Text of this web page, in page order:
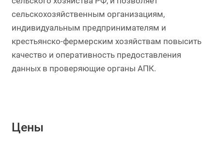
сельскохозяйственным организациям,
индивидуальным предпринимателям и
крестьянско-фермерским хозяйствам повысить
качество и оперативность предоставления
данных в проверяющие органы АПК.
Цены